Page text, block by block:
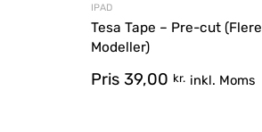
IPAD
Tesa Tape – Pre-cut (Flere
Modeller)
Pris 39,00 kr. inkl. Moms